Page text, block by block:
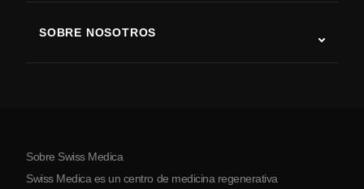
Enfermedad de Parkinson
Artritis
SOBRE NOSOTROS
Sobre Serbia
Sobre Swiss Medica
Swiss Medica es un centro de medicina regenerativa